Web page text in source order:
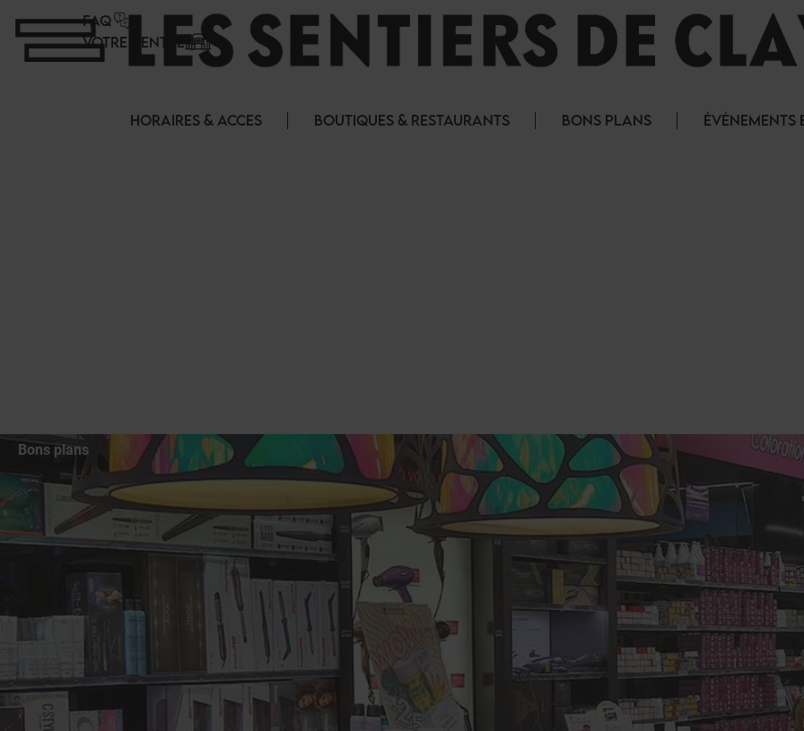
FAQ
VOTRE CENTRE
HORAIRES & ACCES BOUTIQUES & RESTAURANTS BONS PLANS ÉVÉNEMENTS
Bons plans
Panneau de gestion des cookies